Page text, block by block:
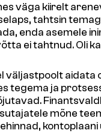
väga kiirelt
tahtsin
enda asemele
ei tahtnud. Oli
aidata
tegema ja
mõne
kontoplaani